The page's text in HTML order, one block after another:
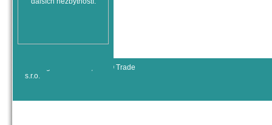
© All rights reserved, RYJO Trade
s.r.o.